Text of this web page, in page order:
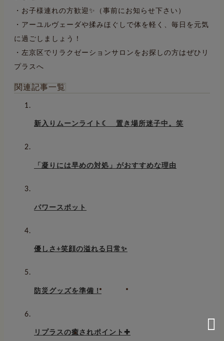
・お子様連れの方歓迎✨（事前にお知らせ下さい）
・アーユルヴェーダや揉みほぐしで体を軽く、毎日を元気
に過ごしましょう！
・左京区でリラクゼーションサロンをお探しの方はぜひリ
プラスへ
関連記事一覧
新入りムーンライト☾ 置き場所迷子中。笑
「凝りには早めの対処」がおすすめな理由
パワースポット
優しさ+笑顔の溢れる日常✨
防災グッズを準備！
リプラスの癒されポイント✚